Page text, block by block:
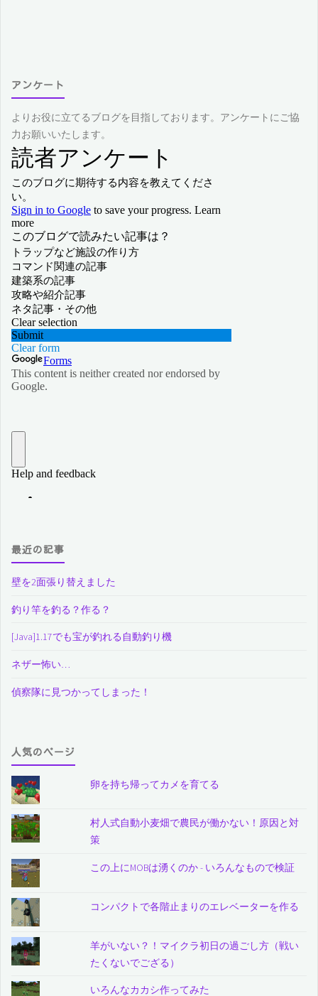
アンケート
よりお役に立てるブログを目指しております。アンケートにご協
力お願いいたします。
最近の記事
壁を2面張り替えました
釣り竿を釣る？作る？
[Java]1.17でも宝が釣れる自動釣り機
ネザー怖い…
偵察隊に見つかってしまった！
人気のページ
卵を持ち帰ってカメを育てる
村人式自動小麦畑で農民が働かない！原因と対
策
この上にMOBは湧くのか - いろんなもので検証
コンパクトで各階止まりのエレベーターを作る
羊がいない？！マイクラ初日の過ごし方（戦い
たくないでござる）
いろんなカカシ作ってみた